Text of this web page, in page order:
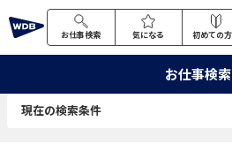
お仕事検索 気になる 初めての
お仕事検索
現在の検索条件